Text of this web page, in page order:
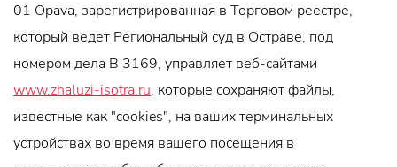
01 Opava, зарегистрированная в Торговом реестре,
который ведет Региональный суд в Остраве, под
номером дела B 3169, управляет веб-сайтами
www.zhaluzi-isotra.ru, которые сохраняют файлы,
известные как "cookies", на ваших терминальных
устройствах во время вашего посещения в